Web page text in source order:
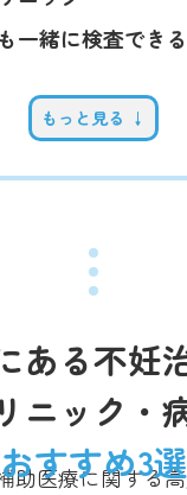
一緒に検査でき
もっと見る ↓
ある不妊
ニック・
おすすめ3選
助医療に関する